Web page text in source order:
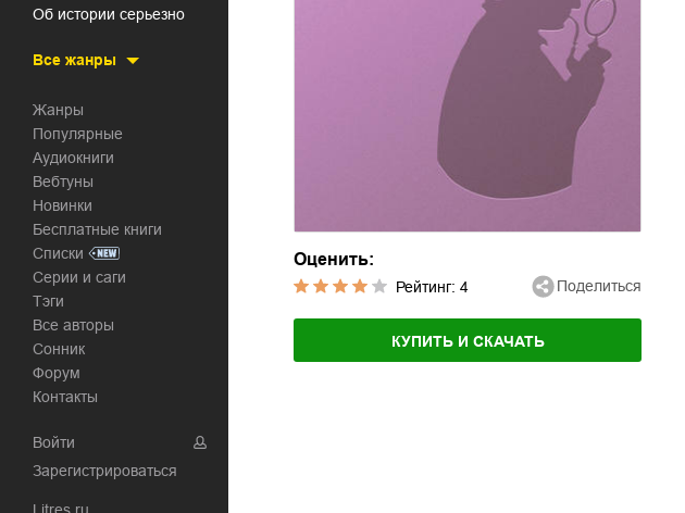
об истории серьезно
Все жанры
Жанры
Популярные
Аудиокниги
Вебтуны
Новинки
Бесплатные книги
Списки
Серии и саги
Тэги
Все авторы
Сонник
Форум
Контакты
Войти
Зарегистрироваться
Оценить:
Рейтинг: 4 Поделиться
КУПИТЬ И СКАЧАТЬ